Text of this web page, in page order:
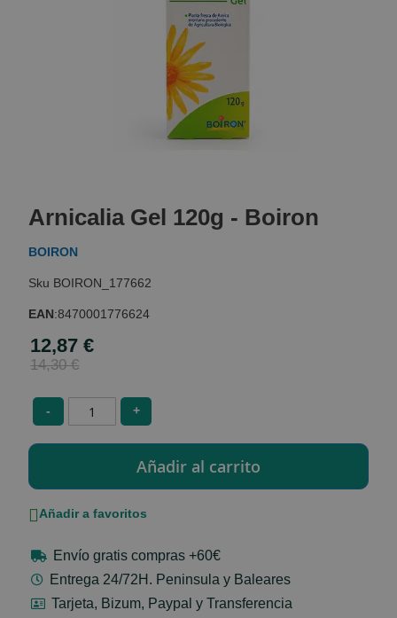
the
of
images
Arnicalia Gel 120g - Boiron
BOIRON
BOIRON_177662
EAN:8470001776624
Special
Price
12,87 €
14,30 €
- +
Añadir a favoritos
Envío gratis compras +60€
Entrega 24/72H. Peninsula y Baleares
Tarjeta, Bizum, Paypal y Transferencia